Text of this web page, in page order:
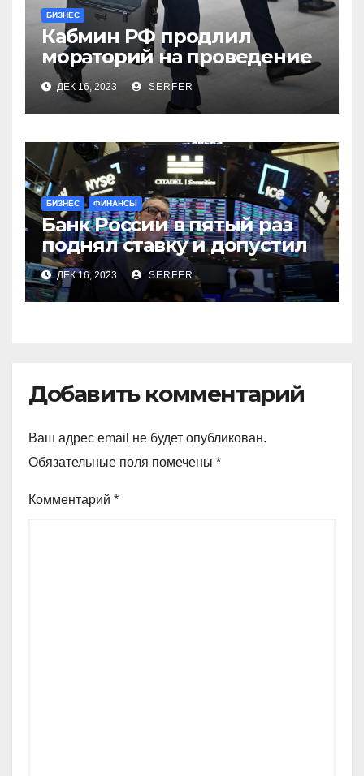
БИЗНЕС
Кабмин РФ продлил
мораторий на проведение
проверок бизнеса на 2024
год
ДЕК 16, 2023 SERFER
БИЗНЕС ФИНАНСЫ
Банк России в пятый раз
поднял ставку и допустил
продажу валюты. Обзор
финансового рынка от 15
декабря
ДЕК 16, 2023 SERFER
Добавить комментарий
Ваш адрес email не будет опубликован.
Обязательные поля помечены *
Комментарий *